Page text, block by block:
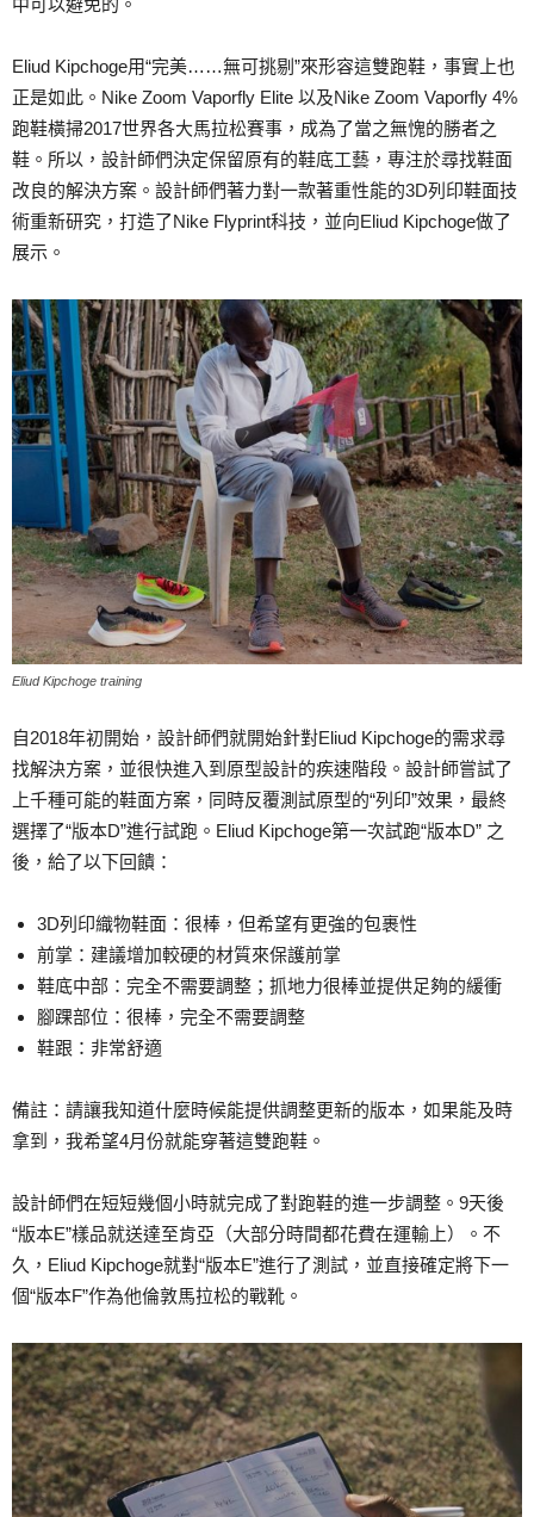
中可以避免的。
Eliud Kipchoge用“完美……無可挑剔”來形容這雙跑鞋，事實上也
正是如此。Nike Zoom Vaporfly Elite 以及Nike Zoom Vaporfly 4%
跑鞋橫掃2017世界各大馬拉松賽事，成為了當之無愧的勝者之
鞋。所以，設計師們決定保留原有的鞋底工藝，專注於尋找鞋面
改良的解決方案。設計師們著力對一款著重性能的3D列印鞋面技
術重新研究，打造了Nike Flyprint科技，並向Eliud Kipchoge做了
展示。
Eliud Kipchoge training
自2018年初開始，設計師們就開始針對Eliud Kipchoge的需求尋
找解決方案，並很快進入到原型設計的疾速階段。設計師嘗試了
上千種可能的鞋面方案，同時反覆測試原型的“列印”效果，最終
選擇了“版本D”進行試跑。Eliud Kipchoge第一次試跑“版本D” 之
後，給了以下回饋：
3D列印織物鞋面：很棒，但希望有更強的包裹性
前掌：建議增加較硬的材質來保護前掌
鞋底中部：完全不需要調整；抓地力很棒並提供足夠的緩衝
腳踝部位：很棒，完全不需要調整
鞋跟：非常舒適
備註：請讓我知道什麼時候能提供調整更新的版本，如果能及時
拿到，我希望4月份就能穿著這雙跑鞋。
設計師們在短短幾個小時就完成了對跑鞋的進一步調整。9天後
“版本E”樣品就送達至肯亞（大部分時間都花費在運輸上）。不
久，Eliud Kipchoge就對“版本E”進行了測試，並直接確定將下一
個“版本F”作為他倫敦馬拉松的戰靴。